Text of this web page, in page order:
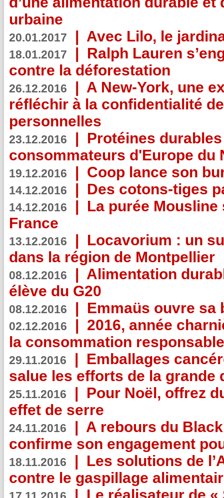
urbaine
20.01.2017 | Avec Lilo, le
18.01.2017 | Ralph Lauren
contre la déforestation
26.12.2016 | A New-York, une
réfléchir à la confidentialité
personnelles
23.12.2016 | Protéines
consommateurs d'Europe du
19.12.2016 | Coop lance son
14.12.2016 | Des cotons-tiges
14.12.2016 | La purée
France
13.12.2016 | Locavorium : un
dans la région de Montpellier
08.12.2016 | Alimentation
élève du G20
08.12.2016 | Emmaüs ouvre sa
02.12.2016 | 2016, année
la consommation
29.11.2016 | Emballages
salue les efforts de la grande
25.11.2016 | Pour Noël, offrez
effet de serre
24.11.2016 | A rebours du
confirme son engagement
18.11.2016 | Les solutions de
contre le gaspillage